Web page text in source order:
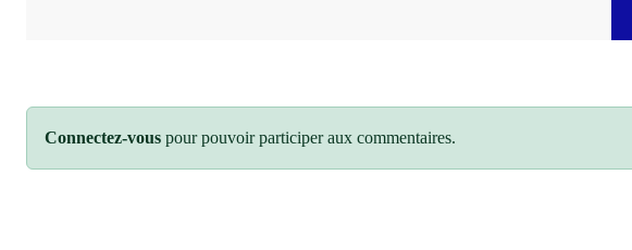
Connectez-vous pour pouvoir participer aux commentaires.